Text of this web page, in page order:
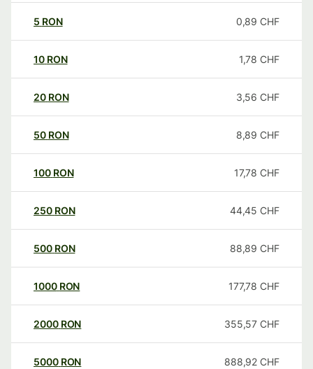
5 RON 0,89 CHF
10 RON 1,78 CHF
20 RON 3,56 CHF
50 RON 8,89 CHF
100 RON 17,78 CHF
250 RON 44,45 CHF
500 RON 88,89 CHF
1000 RON 177,78 CHF
2000 RON 355,57 CHF
5000 RON 888,92 CHF